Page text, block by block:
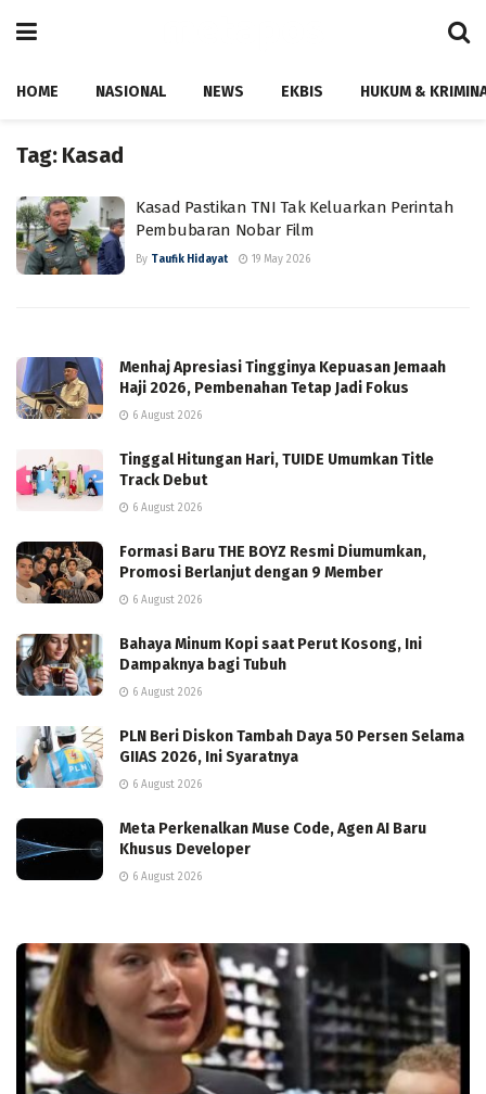
HOME NASIONAL NEWS EKBIS HUKUM &
Tag: Kasad
Kasad Pastikan TNI Tak Keluarkan Perintah
Pembubaran Nobar Film
By Taufik Hidayat 19 May 2026
Menhaj Apresiasi Tingginya Kepuasan Jemaah
Haji 2026, Pembenahan Tetap Jadi Fokus
6 August 2026
Tinggal Hitungan Hari, TUIDE Umumkan Title
Track Debut
6 August 2026
Formasi Baru THE BOYZ Resmi Diumumkan,
Promosi Berlanjut dengan 9 Member
6 August 2026
Bahaya Minum Kopi saat Perut Kosong, Ini
Dampaknya bagi Tubuh
6 August 2026
PLN Beri Diskon Tambah Daya 50 Persen Selama
GIIAS 2026, Ini Syaratnya
6 August 2026
Meta Perkenalkan Muse Code, Agen AI Baru
Khusus Developer
6 August 2026